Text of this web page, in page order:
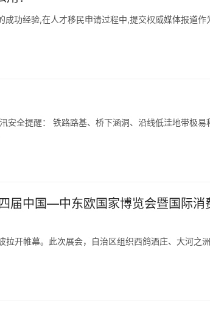
功经验,在人才移民申请过程中,提交权威媒体报道作
安全提醒： 铁路路基、桥下涵洞、沿线低洼地带极易
届中国—中东欧国家博览会暨国际消
开帷幕。此次展会，自治区组织西鸽酒庄、大河之